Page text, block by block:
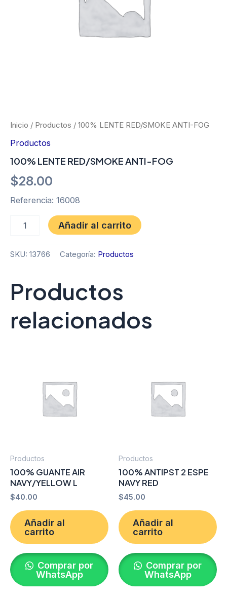
Inicio / Productos / 100% LENTE RED/SMOKE ANTI-FOG
Productos
100% LENTE RED/SMOKE ANTI-FOG
$28.00
Referencia: 16008
Añadir al carrito
SKU: 13766 Categoría: Productos
Productos
relacionados
Productos
100% GUANTE AIR
NAVY/YELLOW L
$40.00
Añadir al
carrito
Comprar por
WhatsApp
Productos
100% ANTIPST 2 ESPE
NAVY RED
$45.00
Añadir al
carrito
Comprar por
WhatsApp